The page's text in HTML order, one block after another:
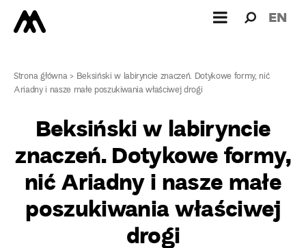
dla: EN
Strona główna> Beksiński w labiryncie znaczeń. Dotykowe formy, nić
Ariadny i nasze małe poszukiwania właściwej drogi
Beksiński w labiryncie
znaczeń. Dotykowe formy,
nić Ariadny i nasze małe
poszukiwania właściwej
drogi